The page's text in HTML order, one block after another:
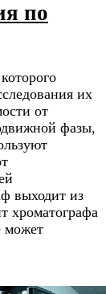
по
их
от
фазы,
выходит из
хроматографа
может